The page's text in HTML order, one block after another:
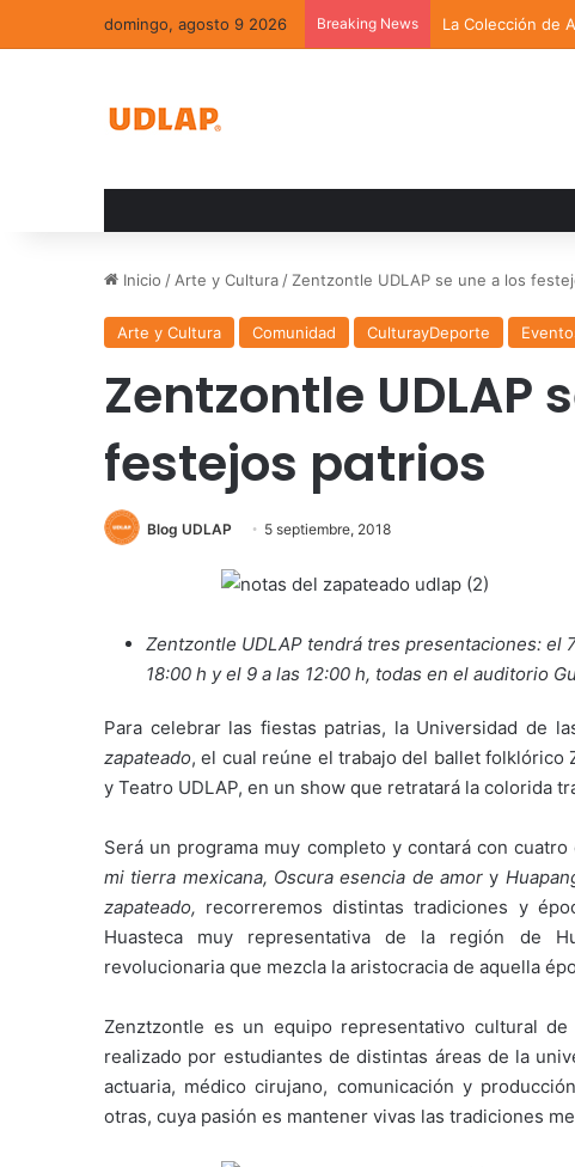
domingo, agosto 9 2026 Breaking News La Colección de
Inicio / Arte y Cultura / Zentzontle UDLAP se une a los
Arte y Cultura Comunidad CulturayDeporte
Zentzontle UDLAP
festejos patrios
Blog UDLAP 5 septiembre, 2018
Zentzontle UDLAP tendrá tres presentaciones: el
18:00 h y el 9 a las 12:00 h, todas en el auditorio
Para celebrar las fiestas patrias, la Universidad de
zapateado, el cual reúne el trabajo del ballet folklórico
y Teatro UDLAP, en un show que retratará la colorida
Será un programa muy completo y contará con
mi tierra mexicana, Oscura esencia de amory
zapateado, recorreremos distintas tradiciones y
Huasteca muy representativa de la región de
revolucionaria que mezcla la aristocracia de aquella
Zenztzontle es un equipo representativo cultural
realizado por estudiantes de distintas áreas de la
actuaria, médico cirujano, comunicación y
otras, cuya pasión es mantener vivas las tradiciones